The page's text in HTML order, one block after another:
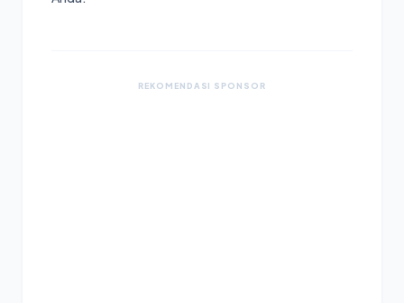
REKOMENDASI SPONSOR